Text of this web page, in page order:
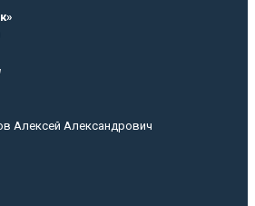
Алексей Александрович